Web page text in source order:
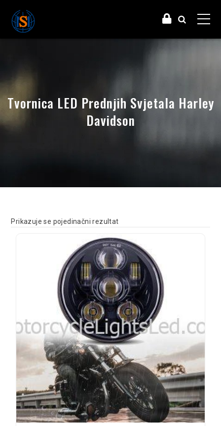
Tvornica LED Prednjih Svjetala Harley
Davidson
Prikazuje se pojedinačni rezultat